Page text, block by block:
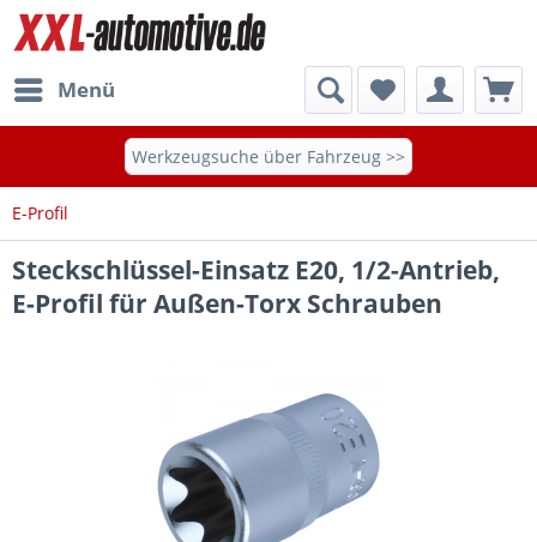
Menü
Werkzeugsuche über Fahrzeug >>
E-Profil
Steckschlüssel-Einsatz E20, 1/2-Antrieb,
E-Profil für Außen-Torx Schrauben